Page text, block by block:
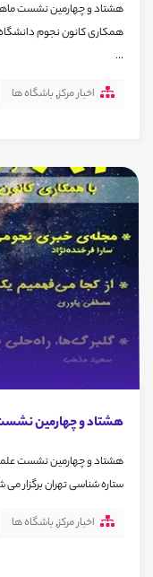
هشتاد و چهارمین نشست
همکاری کانون نجوم دانشگاه
...
اخبار مرکز,باشگاه ها
هشتاد و چهارمین
هشتاد و چهارمین نشست علمی
ستاره شناسی تهران برگزار
اخبار مرکز,باشگاه ها